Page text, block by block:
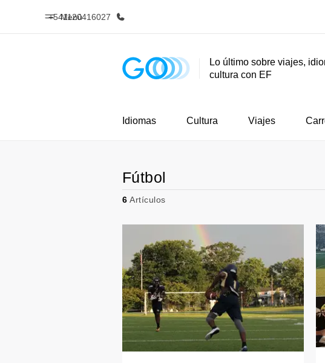
Menú
+541120416027
Inicio Programas
Lo último sobre viajes,
cultura con EF
Idiomas Cultura Viajes
Fútbol
6 Artículos